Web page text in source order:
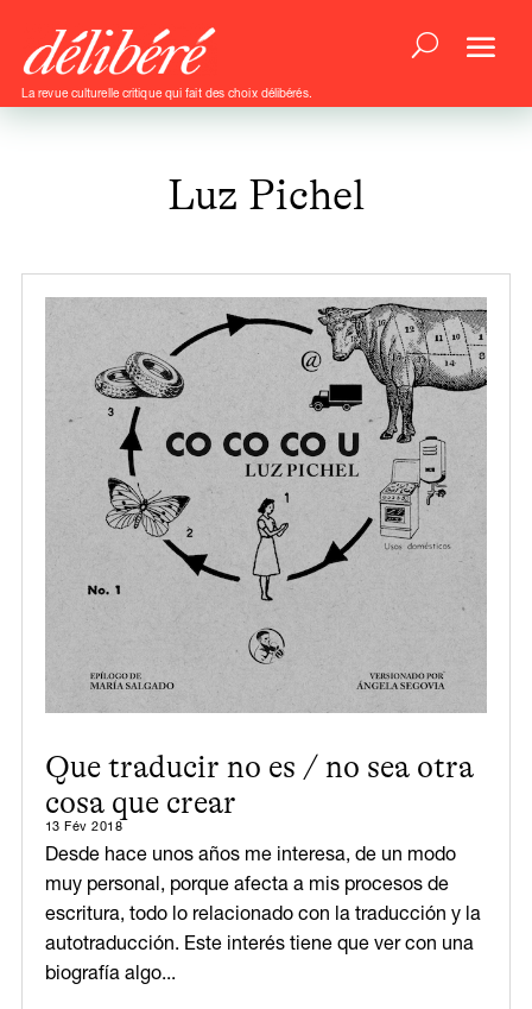
La revue culturelle critique qui fait des choix délibérés.
Luz Pichel
Que traducir no es / no sea otra
cosa que crear
13 Fév 2018
Desde hace unos años me interesa, de un modo
muy personal, porque afecta a mis procesos de
escritura, todo lo relacionado con la traducción y la
autotraducción. Este interés tiene que ver con una
biografía algo...